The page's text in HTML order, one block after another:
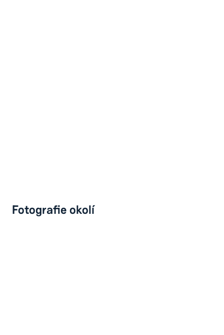
Fotografie okolí